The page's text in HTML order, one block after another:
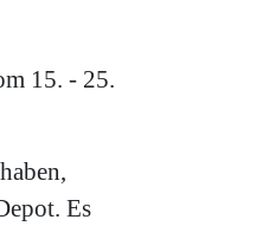
15. - 25.
Es